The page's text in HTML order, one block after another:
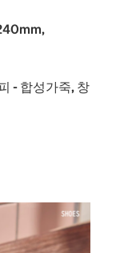
- 합성가죽, 창